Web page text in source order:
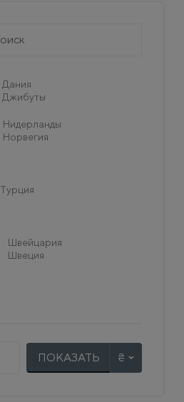
Дания
Джибуты
Нидерланды
Норвегия
Турция
Швейцария
Швеция
ПОКАЗАТЬ